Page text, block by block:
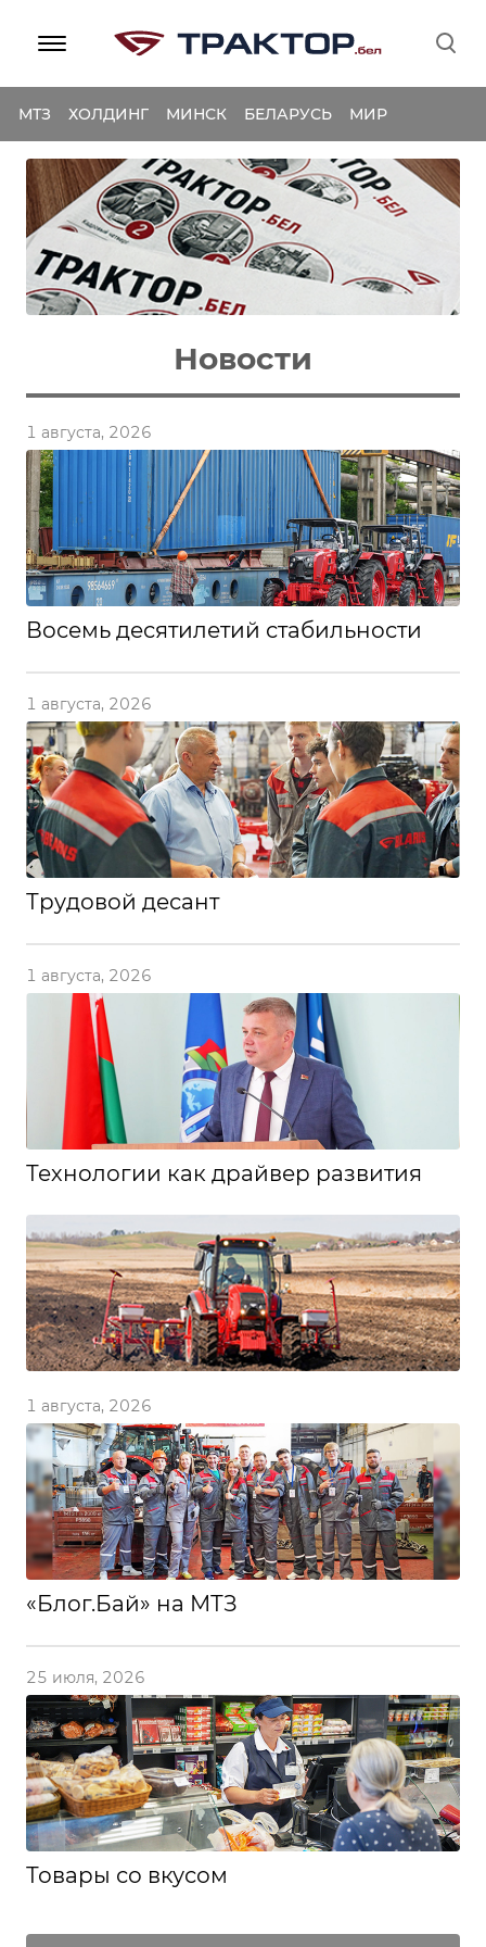
МТЗ ХОЛДИНГ МИНСК БЕЛАРУСЬ МИР
Новости
1 августа, 2026
Восемь десятилетий стабильности
1 августа, 2026
Трудовой десант
1 августа, 2026
Технологии как драйвер развития
1 августа, 2026
«Блог.Бай» на МТЗ
25 июля, 2026
Товары со вкусом